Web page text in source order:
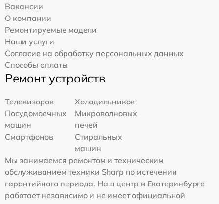
Вакансии
О компании
Ремонтируемые модели
Наши услуги
Согласие на обработку персональных данных
Способы оплаты
Ремонт устройств
Телевизоров
Холодильников
Посудомоечных
машин
Микроволновых
печей
Смартфонов
Стиральных
машин
Мы занимаемся ремонтом и техническим
обслуживанием техники Sharp по истечении
гарантийного периода. Наш центр в Екатеринбурге
работает независимо и не имеет официальной